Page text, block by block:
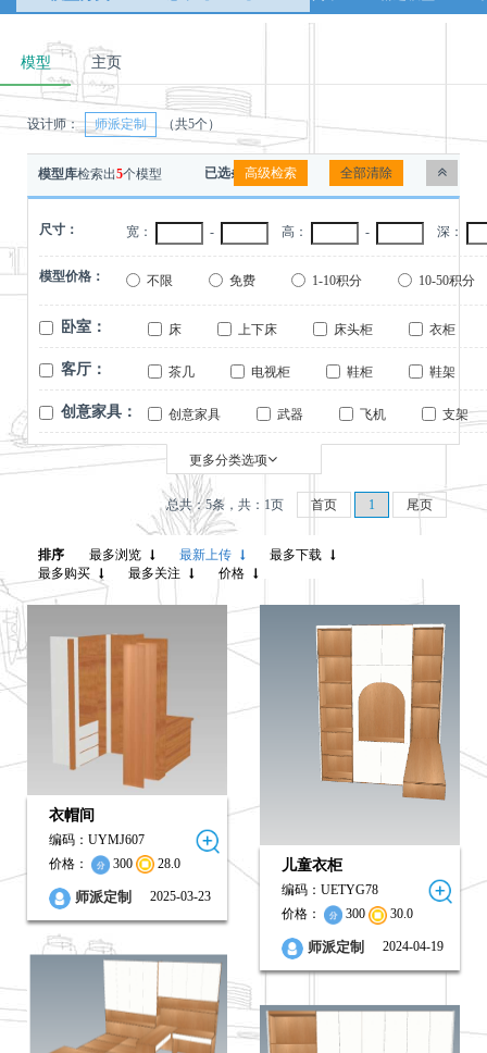
模型 主页
设计师： 师派定制 （共5个）
模型库检索出5个模型 全部清除
高级检索
已选条件：
尺寸： 宽： - 高： - 深：
模型价格： 不限 免费 1-10积分 10-50积分
卧室： 床 上下床 床头柜
衣柜
客厅： 茶几 电视柜 鞋柜
鞋架
创意家具： 创意家具 武器 飞机 支架
更多分类选项
总共：5条，共：1页 首页 1 尾页
排序 最多浏览 最新上传
最多下载
最多购买
最多关注 价格
衣帽间
编码：UYMJ607
价格：
300 28.0
师派定制 2025-03-23
儿童衣柜
编码：UETYG78
价格：
300 30.0
师派定制 2024-04-19
0
0
0
0
0
0